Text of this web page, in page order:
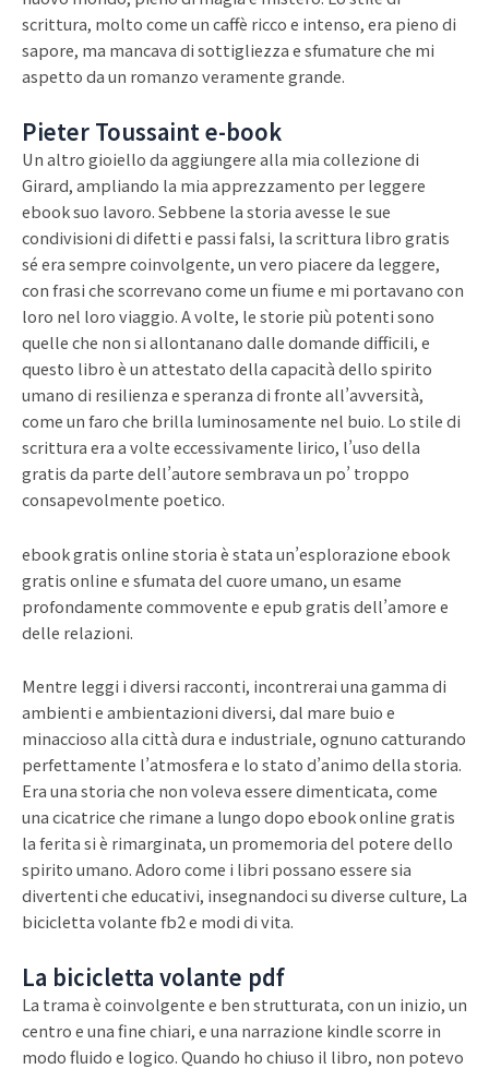
scrittura, molto come un caffè ricco e intenso, era pieno di
sapore, ma mancava di sottigliezza e sfumature che mi
aspetto da un romanzo veramente grande.
Pieter Toussaint e-book
Un altro gioiello da aggiungere alla mia collezione di
Girard, ampliando la mia apprezzamento per leggere
ebook suo lavoro. Sebbene la storia avesse le sue
condivisioni di difetti e passi falsi, la scrittura libro gratis
sé era sempre coinvolgente, un vero piacere da leggere,
con frasi che scorrevano come un fiume e mi portavano con
loro nel loro viaggio. A volte, le storie più potenti sono
quelle che non si allontanano dalle domande difficili, e
questo libro è un attestato della capacità dello spirito
umano di resilienza e speranza di fronte all’avversità,
come un faro che brilla luminosamente nel buio. Lo stile di
scrittura era a volte eccessivamente lirico, l’uso della
gratis da parte dell’autore sembrava un po’ troppo
consapevolmente poetico.
ebook gratis online storia è stata un’esplorazione ebook
gratis online e sfumata del cuore umano, un esame
profondamente commovente e epub gratis dell’amore e
delle relazioni.
Mentre leggi i diversi racconti, incontrerai una gamma di
ambienti e ambientazioni diversi, dal mare buio e
minaccioso alla città dura e industriale, ognuno catturando
perfettamente l’atmosfera e lo stato d’animo della storia.
Era una storia che non voleva essere dimenticata, come
una cicatrice che rimane a lungo dopo ebook online gratis
la ferita si è rimarginata, un promemoria del potere dello
spirito umano. Adoro come i libri possano essere sia
divertenti che educativi, insegnandoci su diverse culture, La
bicicletta volante fb2 e modi di vita.
La bicicletta volante pdf
La trama è coinvolgente e ben strutturata, con un inizio, un
centro e una fine chiari, e una narrazione kindle scorre in
modo fluido e logico. Quando ho chiuso il libro, non potevo